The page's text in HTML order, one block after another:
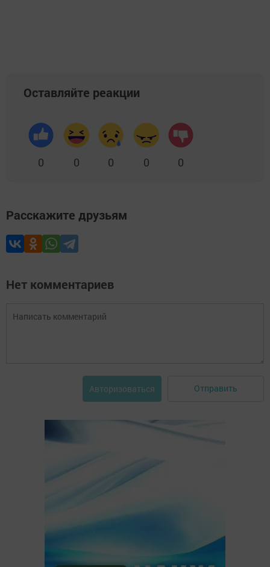
Оставляйте реакции
0 0 0 0 0
Расскажите друзьям
Нет комментариев
Авторизоваться Отправить